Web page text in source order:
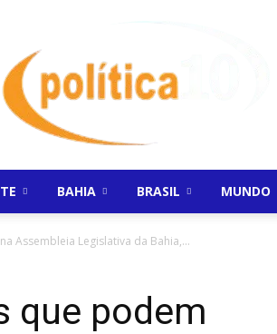
BAHIA BRASIL MUNDO
Assembleia Legislativa da Bahia,...
que podem